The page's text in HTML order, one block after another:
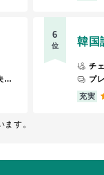
授業中の話をしっかり聞いておけば、テストは大丈夫です。
6
位 韓国
チ
プ
充実
す。